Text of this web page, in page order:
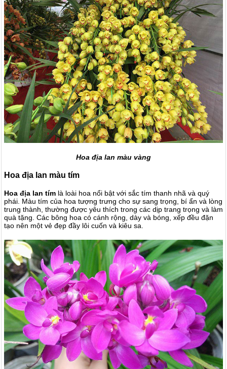
Hoa địa lan màu vàng
Hoa địa lan màu tím
Hoa địa lan tím là loài hoa nổi bật với sắc tím thanh nhã và quý
phái. Màu tím của hoa tượng trưng cho sự sang trọng, bí ẩn và lòng
trung thành, thường được yêu thích trong các dịp trang trọng và làm
quà tặng. Các bông hoa có cánh rộng, dày và bóng, xếp đều đặn
tạo nên một vẻ đẹp đầy lôi cuốn và kiêu sa.